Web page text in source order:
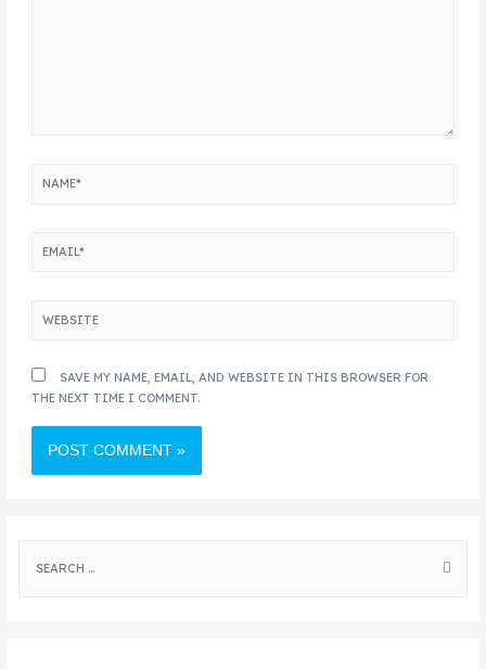
SAVE MY NAME, EMAIL, AND WEBSITE IN THIS BROWSER FOR
THE NEXT TIME I COMMENT.